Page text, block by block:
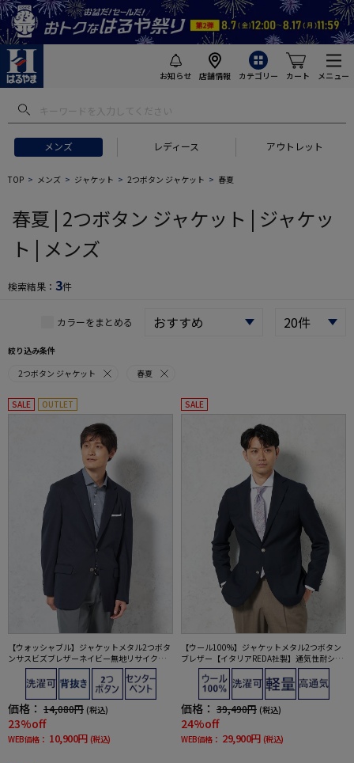
お知らせ 店舗情報 カテゴリー カート メニュー
メンズ レディース アウトレット
フトにおすすめ #セットアップ スーツ
TOP メンズ ジャケット 2つボタン ジャケット 春夏
春夏 | 2つボタン ジャケット | ジャケッ
ト | メンズ
検索結果： 3件
カラーをまとめる
絞り込み条件
2つボタン ジャケット
春夏
SALE OUTLET
【ウォッシャブル】ジャケットメタル2つボタ
ンサスビズブレザーネイビー無地リサイクル
価格： 14,080円 (税込)
23%off
WEB価格： 10,900円 (税込)
SALE
【ウール100%】ジャケットメタル2つボタン
ブレザー【イタリアREDA社製】通気性耐シワ
性紺無地
価格： 39,490円 (税込)
24%off
WEB価格： 29,900円 (税込)